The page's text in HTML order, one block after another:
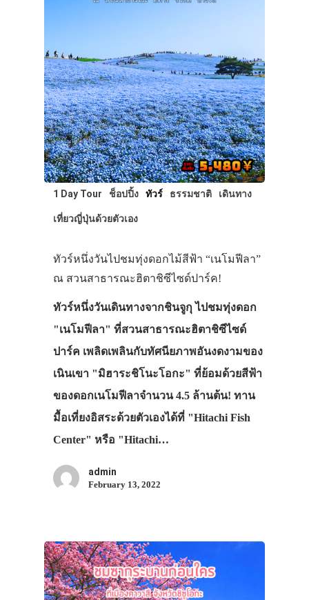
1 Day Tour ช็อปปิ้ง ทัวร์ ธรรมชาติ เดินทาง
เที่ยวญี่ปุ่นด้วยตัวเอง
ทัวร์หนึ่งวันไปชมทุ่งดอกไม้สีฟ้า “เนโมฟีลา”
ณ สวนสาธารณะฮิตาชิซีไซด์ปาร์ค!
ทัวร์หนึ่งวันเดินทางจากชินจูกุ ไปชมทุ่งดอก
"เนโมฟีลา" ที่สวนสาธารณะฮิตาชิซีไซด์
ปาร์ค เพลิดเพลินกับทัศนียภาพอันงดงามของ
เนินเขา "มิฮาระชิโนะโอกะ" ที่ย้อมด้วยสีฟ้า
ของดอกเนโมฟีลาจำนวน 4.5 ล้านต้น! ทาน
มื้อเที่ยงอิสระด้วยตัวเองได้ที่ "Hitachi Fish
Center" หรือ "Hitachi…
admin
February 13, 2022